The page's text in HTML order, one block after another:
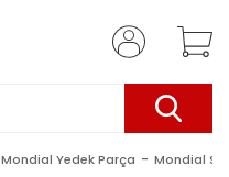
Mondial Yedek Parça Mondial